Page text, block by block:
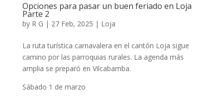
Opciones para pasar un buen feriado en Loja
Parte 2
by R G | 27 Feb, 2025 | Loja
La ruta turística carnavalera en el cantón Loja sigue
camino por las parroquias rurales. La agenda más
amplia se preparó en Vilcabamba.
Sábado 1 de marzo